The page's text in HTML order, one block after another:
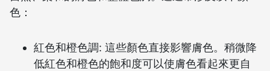
色：
紅色和橙色調: 這些顏色直接影響膚色。稍微降
低紅色和橙色的飽和度可以使膚色看起來更自